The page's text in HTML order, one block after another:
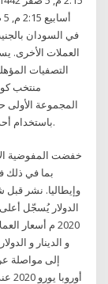
في السودان
العملات الأخرى.
منتخب
المجموعة الأولى
(BRL) من والى اليورو - الأورو (EUR) باستخدام أحدث أسعار الصرف.
خفضت المفوضية
2020 م أسعار
و الدينار و
إلى مواصلة